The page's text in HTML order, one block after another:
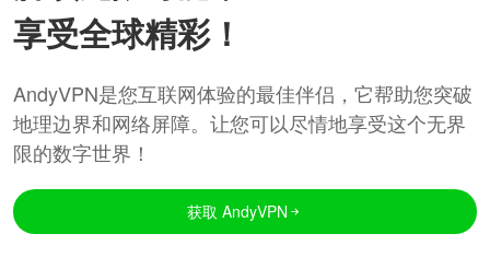
享受全球精彩！
AndyVPN是您互联网体验的最佳伴侣，它帮助您突破
地理边界和网络屏障。让您可以尽情地享受这个无界
限的数字世界！
获取 AndyVPN